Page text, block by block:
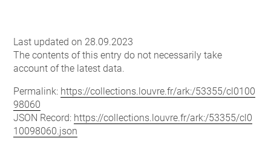
Last updated on 28.09.2023
The contents of this entry do not necessarily take
account of the latest data.
Permalink: https://collections.louvre.fr/ark:/53355/cl0100
98060
JSON Record: https://collections.louvre.fr/ark:/53355/cl0
10098060.json